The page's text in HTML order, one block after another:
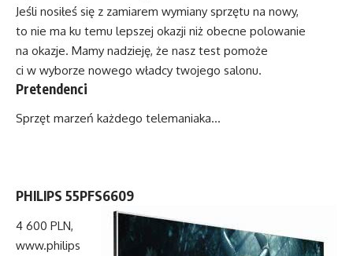
Jeśli nosiłeś się z zamiarem wymiany sprzętu na nowy,
to nie ma ku temu lepszej okazji niż obecne polowanie
na okazje. Mamy nadzieję, że nasz test pomoże
ci w wyborze nowego władcy twojego salonu.
Pretendenci
Sprzęt marzeń każdego telemaniaka…
PHILIPS 55PFS6609
4 600 PLN,
www.philips